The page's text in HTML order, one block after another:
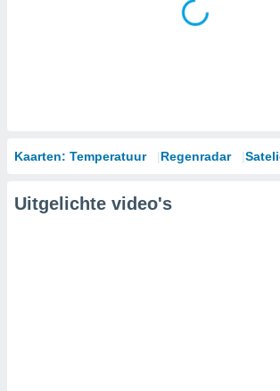
Kaarten: Temperatuur Regenradar
Uitgelichte video's